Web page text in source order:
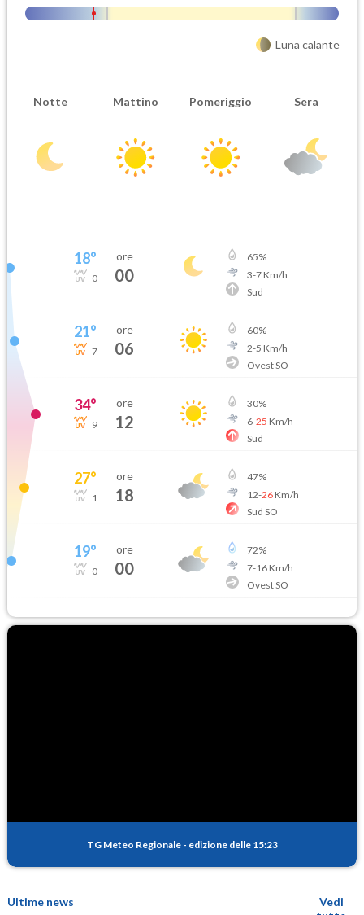
Luna calante
Notte Mattino Pomeriggio Sera
18°
0
ore
00
65%
3-7Km/h
Sud
21°
7
ore
06
60%
2-5 Km/h
Ovest SO
34°
9
ore
12
30%
6-25 Km/h
Sud
27°
1
ore
18
47%
12-26Km/h
Sud SO
19°
0
ore
00
72%
7-16Km/h
Ovest SO
TG Meteo Regionale - edizione delle 15:23
Ultime news
Vedi